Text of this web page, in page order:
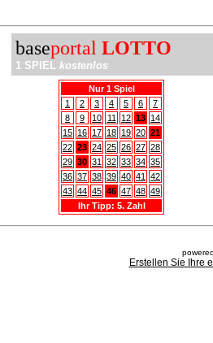
baseportal LOTTO
1 SPIEL kostenlos
Nur 1 Spiel
1
2 3 4 5 6
7
8
9 10 11 12 13 14
15 16 17 18 19 20 21
22 23 24 25 26 27 28
29 30 31 32 33 34 35
36 37 38 39 40 41
42
43 44 45 46 47 48 49
Ihr Tipp: 5. Zahl
Erstellen Sie Ihre